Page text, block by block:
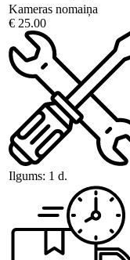
Kameras nomaiņa
€ 25.00
Ilgums: 1 d.